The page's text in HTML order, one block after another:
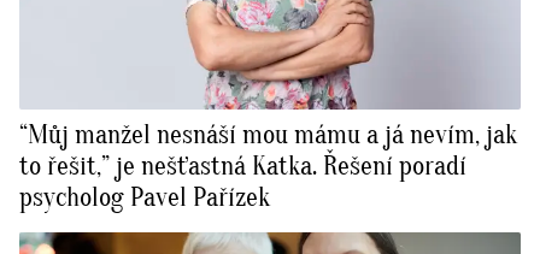
“Můj manžel nesnáší mou mámu a já nevím, jak
to řešit,” je nešťastná Katka. Řešení poradí
psycholog Pavel Pařízek